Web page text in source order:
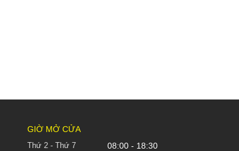
GIỜ MỞ CỬA
Thứ 2 - Thứ 7 08:00 - 18:30